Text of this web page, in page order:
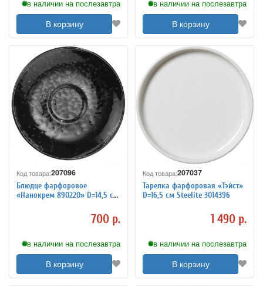
в наличии на послезавтра
В корзину
в наличии на послезавтра
В корзину
Код товара:207096
Блюдце фарфоровое
«Нанокрем 890220» D=14,5 см
700 р.
в наличии на послезавтра
В корзину
Код товара:207037
Тарелка фарфоровая «Тэйст»
D=16,5 см Steelite 3014396
1 490 р.
в наличии на послезавтра
В корзину